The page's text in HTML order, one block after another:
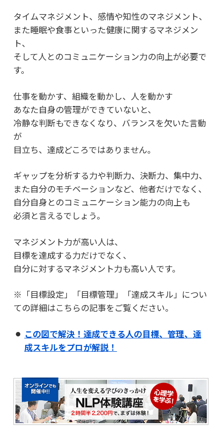
タイムマネジメント、感情や知性のマネジメント、
また睡眠や食事といった健康に関するマネジメン
ト、
そして人とのコミュニケーション力の向上が必要で
す。
仕事を動かす、組織を動かし、人を動かす
あなた自身の管理ができていないと、
冷静な判断もできなくなり、バランスを欠いた言動
が
目立ち、達成どころではありません。
ギャップを分析する力や判断力、決断力、集中力、
また自分のモチベーションなど、他者だけでなく、
自分自身とのコミュニケーション能力の向上も
必須と言えるでしょう。
マネジメント力が高い人は、
目標を達成する力だけでなく、
自分に対するマネジメント力も高い人です。
※「目標設定」「目標管理」「達成スキル」につい
ての詳細はこちらの記事をご覧ください。
この図で解決！達成できる人の目標、管理、達
成スキルをプロが解説！